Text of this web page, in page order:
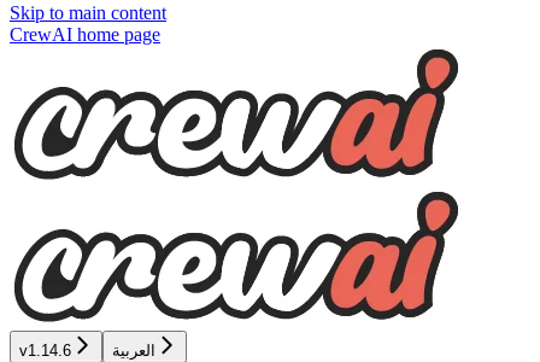
Skip to main content
CrewAI home page
v1.14.6 العربية